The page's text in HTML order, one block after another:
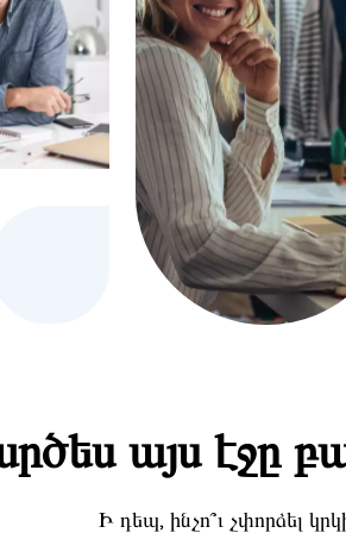
այս էջը
Ի դեպ, ինչո՞ւ չփորձել